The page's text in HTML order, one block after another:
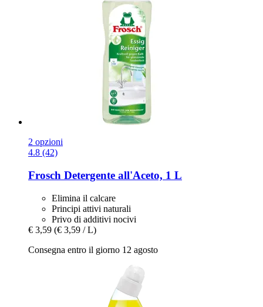
2 opzioni
4.8 (42)
Frosch Detergente all'Aceto, 1 L
Elimina il calcare
Principi attivi naturali
Privo di additivi nocivi
€ 3,59 (€ 3,59 / L)
Consegna entro il giorno 12 agosto